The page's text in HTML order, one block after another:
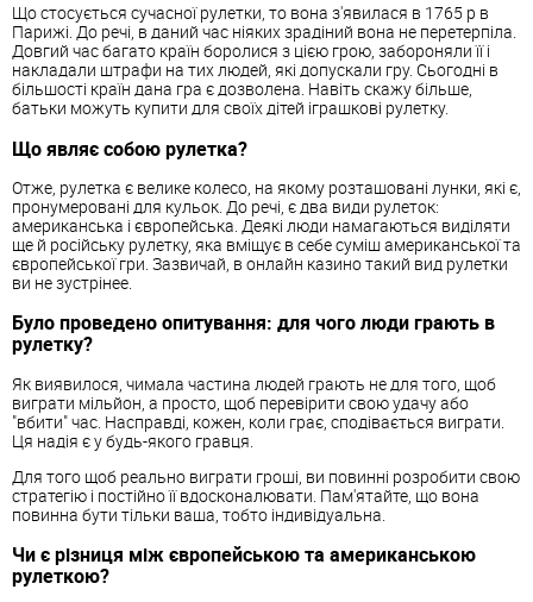
Що стосується сучасної рулетки, то вона з'явилася в 1765 р в
Парижі. До речі, в даний час ніяких зрадіний вона не перетерпіла.
Довгий час багато країн боролися з цією грою, забороняли її і
накладали штрафи на тих людей, які допускали гру. Сьогодні в
більшості країн дана гра є дозволена. Навіть скажу більше,
батьки можуть купити для своїх дітей іграшкові рулетку.
Що являє собою рулетка?
Отже, рулетка є велике колесо, на якому розташовані лунки, які є,
пронумеровані для кульок. До речі, є два види рулеток:
американська і європейська. Деякі люди намагаються виділяти
ще й російську рулетку, яка вміщує в себе суміш американської та
європейської гри. Зазвичай, в онлайн казино такий вид рулетки
ви не зустрінее.
Було проведено опитування: для чого люди грають в
рулетку?
Як виявилося, чимала частина людей грають не для того, щоб
виграти мільйон, а просто, щоб перевірити свою удачу або
"вбити" час. Насправді, кожен, коли грає, сподівається виграти.
Ця надія є у будь-якого гравця.
Для того щоб реально виграти гроші, ви повинні розробити свою
стратегію і постійно її вдосконалювати. Пам'ятайте, що вона
повинна бути тільки ваша, тобто індивідуальна.
Чи є різниця між європейською та американською
рулеткою?